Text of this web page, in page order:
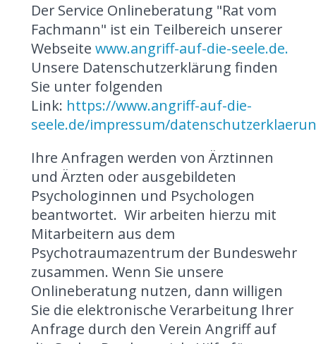
Der Service Onlineberatung "Rat vom
Fachmann" ist ein Teilbereich unserer
Webseitewww.angriff-auf-die-seele.de.
Unsere Datenschutzerklärung finden
Sie unter folgenden
Link: https://www.angriff-auf-die-
seele.de/impressum/
Ihre Anfragen werden von Ärztinnen
und Ärzten oder ausgebildeten
Psychologinnen und Psychologen
beantwortet. Wir arbeiten hierzu mit
Mitarbeitern aus dem
Psychotraumazentrum der Bundeswehr
zusammen. Wenn Sie unsere
Onlineberatung nutzen, dann willigen
Sie die elektronische Verarbeitung Ihrer
Anfrage durch den Verein Angriff auf